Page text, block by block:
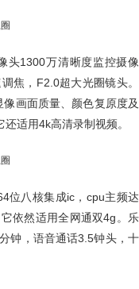
头1300万清晰度监控摄像
焦，F2.0超大光圈镜头。
画面质量、颜色复原度及
适用4k高清录制视频。
位八核集成ic，cpu主频达
依然适用全网通双4g。乐
钟，语音通话3.5钟头，十